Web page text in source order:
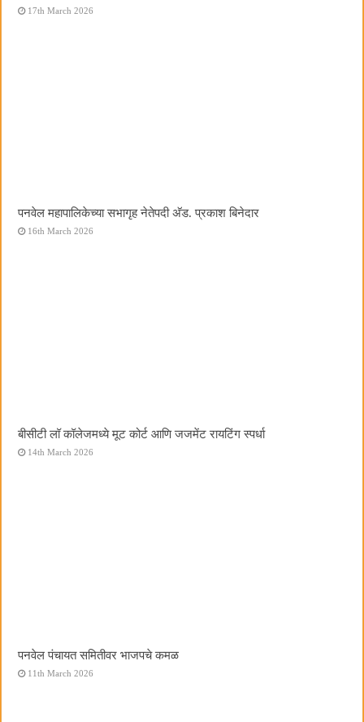
17th March 2026
पनवेल महापालिकेच्या सभागृह नेतेपदी अ‍ॅड. प्रकाश बिनेदार
16th March 2026
बीसीटी लॉ कॉलेजमध्ये मूट कोर्ट आणि जजमेंट रायटिंग स्पर्धा
14th March 2026
पनवेल पंचायत समितीवर भाजपचे कमळ
11th March 2026